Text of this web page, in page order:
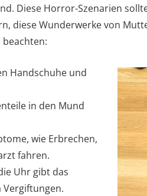
Diese Horror-Szenarien
diese Wunderwerke von
Handschuhe und
in den Mund
wie Erbrechen,
fahren.
Uhr gibt das